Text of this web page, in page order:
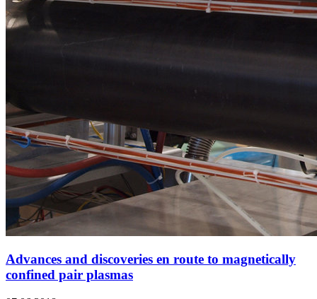
Advances and discoveries en route to magnetically
confined pair plasmas